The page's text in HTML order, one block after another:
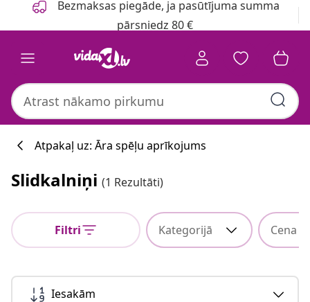
Bezmaksas piegāde, ja pasūtījuma summa
pārsniedz 80 €
Atpakaļ uz: Āra spēļu aprīkojums
Slidkalniņi (1 Rezultāti)
Filtri Kategorijā Cena
Iesakām